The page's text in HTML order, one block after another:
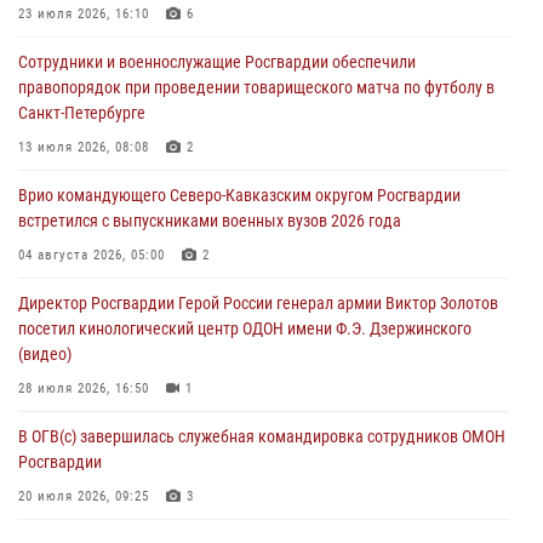
угрожавшего подростку травматическим пистолетом
06 августа 2026, 11:33 1
В Зауралье при содействии СОБР Росгвардии ликвидирована
06 августа 2026, 11:27
В Москве росгвардейцы задержали троих мужчин, устроивших
06 августа 2026, 11:20 1
23 июля 2026, 16:10 6
Сотрудники и военнослужащие Росгвардии обеспечили
правопорядок при проведении товарищеского матча по футболу в
Санкт-Петербурге
13 июля 2026, 08:08 2
Врио командующего Северо-Кавказским округом Росгвардии
встретился с выпускниками военных вузов 2026 года
04 августа 2026, 05:00 2
Директор Росгвардии Герой России генерал армии Виктор Золотов
посетил кинологический центр ОДОН имени Ф.Э. Дзержинского
(видео)
28 июля 2026, 16:50 1
В ОГВ(с) завершилась служебная командировка сотрудников ОМОН
Росгвардии
20 июля 2026, 09:25 3